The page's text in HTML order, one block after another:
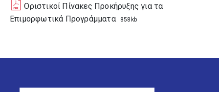
Οριστικοί Πίνακες Προκήρυξης για τα
Επιμορφωτικά Προγράμματα
858kb